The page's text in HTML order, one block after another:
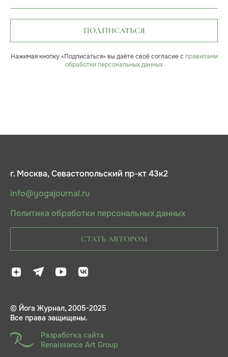
ПОДПИСАТЬСЯ
Нажимая кнопку «Подписаться» вы даёте своё согласие с правилами
обработки персональных данных
г. Москва, Севастопольский пр-кт 43к2
info@yogajournal.ru
Политика обработки персональных данных
СТАТЬ АВТОРОМ
© Йога Журнал, 2005-2025
Все права защищены.
Разработка сайта
Renaissance Art Group